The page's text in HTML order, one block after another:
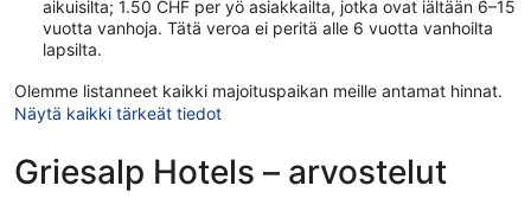
aikuisilta; 1.50 CHF per yö asiakkailta, jotka ovat iältään 6–15
vuotta vanhoja. Tätä veroa ei peritä alle 6 vuotta vanhoilta
lapsilta.
Olemme listanneet kaikki majoituspaikan meille antamat hinnat.
Näytä kaikki tärkeät tiedot
Griesalp Hotels – arvostelut